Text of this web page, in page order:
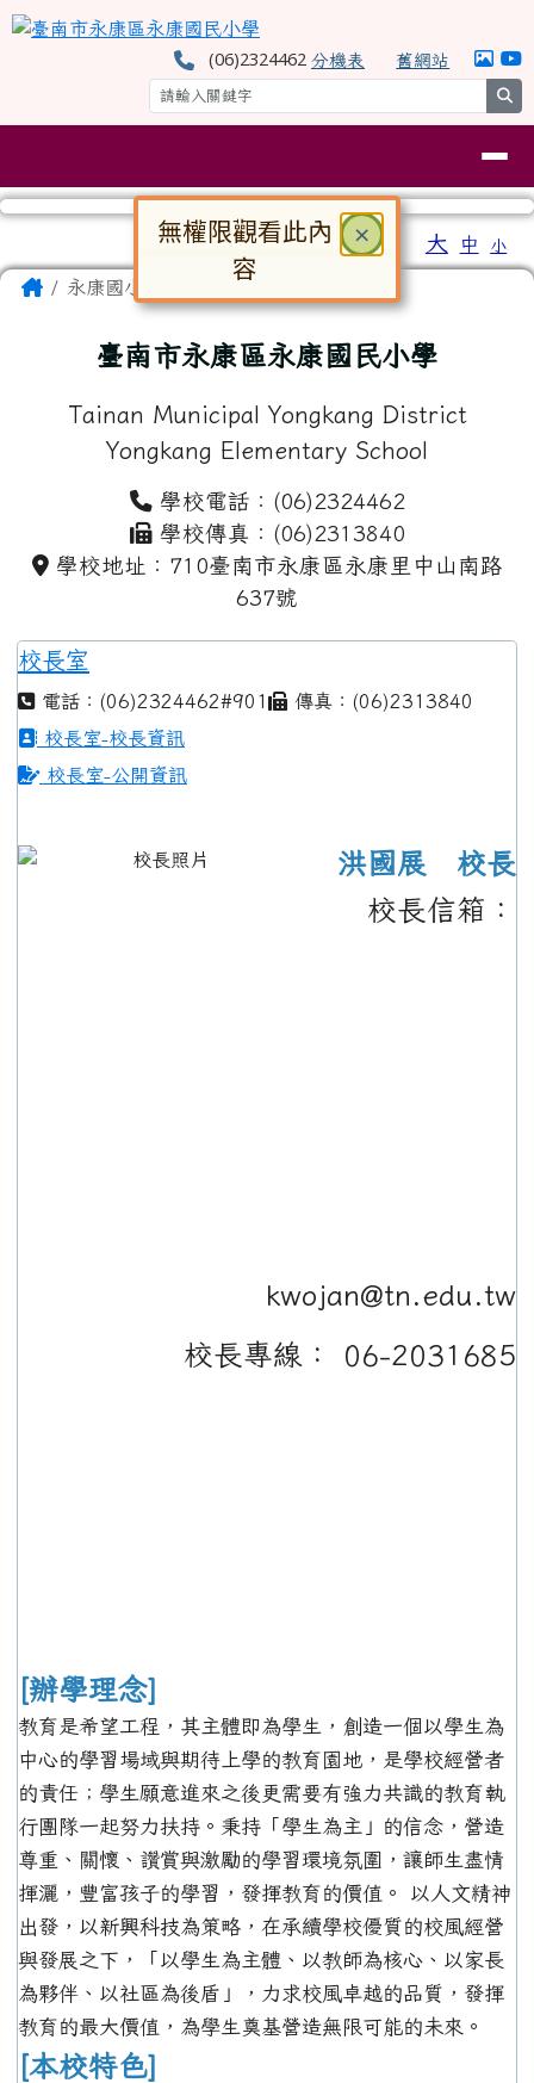
跳至主內容區
臺南市永康區永康國民小學
(06)2324462分機表 舊網站
⏸
大 中 小
主內容區域
Home永康國小
臺南市永康區永康國民小學
Tainan Municipal Yongkang District
Yongkang Elementary School
學校電話：(06)2324462
學校傳真：(06)2313840
學校地址：710臺南市永康區永康里中山南路
637號
校長室
電話：(06)2324462#901
傳真：(06)2313840
校長室-校長資訊
校長室-公開資訊
洪國展 校長
校長信箱：
kwojan@tn.edu.tw
校長專線： 06-2031685
[辦學理念]
教育是希望工程，其主體即為學生，創造一個以學生為
中心的學習場域與期待上學的教育園地，是學校經營者
的責任；學生願意進來之後更需要有強力共識的教育執
行團隊一起努力扶持。秉持「學生為主」的信念，營造
尊重、關懷、讚賞與激勵的學習環境氛圍，讓師生盡情
揮灑，豐富孩子的學習，發揮教育的價值。 以人文精神
出發，以新興科技為策略，在承續學校優質的校風經營
與發展之下，「以學生為主體、以教師為核心、以家長
為夥伴、以社區為後盾」，力求校風卓越的品質，發揮
教育的最大價值，為學生奠基營造無限可能的未來。
[本校特色]
頁尾區域
× 關閉
無權限觀看此內
容
對話框已開啟。請使用 Tab 鍵在